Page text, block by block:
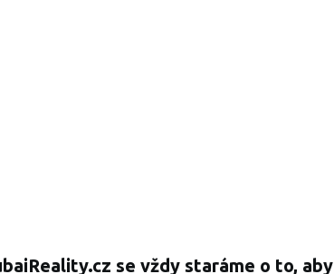
se vždy staráme o to, aby